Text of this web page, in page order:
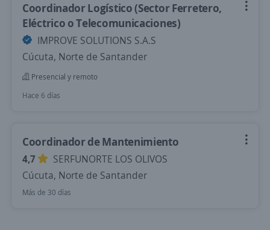
Coordinador Logístico (Sector Ferretero,
Eléctrico o Telecomunicaciones)
IMPROVE SOLUTIONS S.A.S
Cúcuta, Norte de Santander
Presencial y remoto
Hace 6 días
Coordinador de Mantenimiento
4,7
SERFUNORTE LOS OLIVOS
Cúcuta, Norte de Santander
Más de 30 días